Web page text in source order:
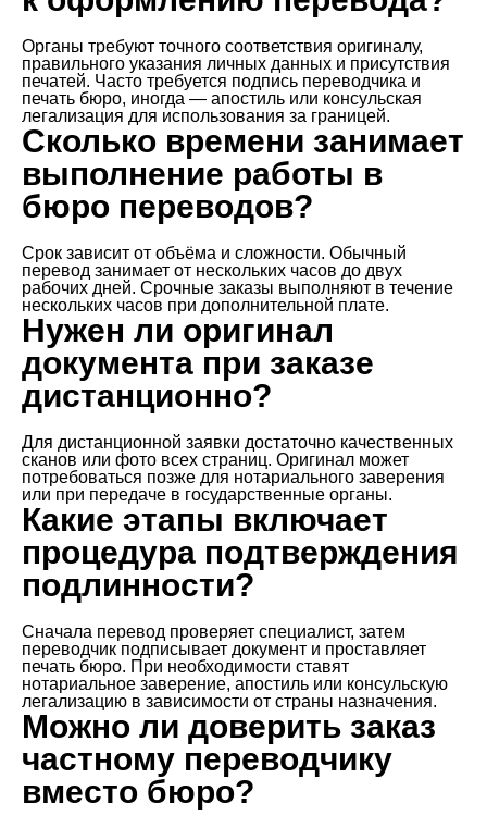
Органы требуют точного соответствия оригиналу,
правильного указания личных данных и присутствия
печатей. Часто требуется подпись переводчика и
печать бюро, иногда — апостиль или консульская
легализация для использования за границей.
Сколько времени занимает
выполнение работы в
бюро переводов?
Срок зависит от объёма и сложности. Обычный
перевод занимает от нескольких часов до двух
рабочих дней. Срочные заказы выполняют в течение
нескольких часов при дополнительной плате.
Нужен ли оригинал
документа при заказе
дистанционно?
Для дистанционной заявки достаточно качественных
сканов или фото всех страниц. Оригинал может
потребоваться позже для нотариального заверения
или при передаче в государственные органы.
Какие этапы включает
процедура подтверждения
подлинности?
Сначала перевод проверяет специалист, затем
переводчик подписывает документ и проставляет
печать бюро. При необходимости ставят
нотариальное заверение, апостиль или консульскую
легализацию в зависимости от страны назначения.
Можно ли доверить заказ
частному переводчику
вместо бюро?